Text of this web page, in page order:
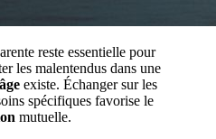
reste essentielle pour
les malentendus dans une
existe. Échanger sur les
spécifiques favorise le
mutuelle.